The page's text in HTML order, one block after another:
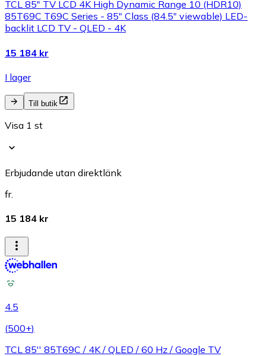
TCL 85" TV LCD 4K High Dynamic Range 10 (HDR10)
85T69C T69C Series - 85" Class (84.5" viewable) LED-
backlit LCD TV - QLED - 4K
15 184 kr
I lager
Till butik
Visa 1 st
Erbjudande utan direktlänk
fr.
15 184 kr
4.5
(500+)
TCL 85'' 85T69C / 4K / QLED / 60 Hz / Google TV